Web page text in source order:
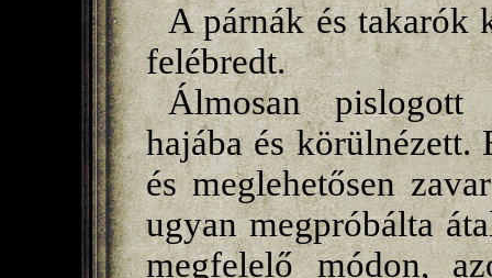
A párnák és takarók
felébredt.
Álmosan pislogott
hajába és körülnézett.
és meglehetősen
ugyan megpróbálta
megfelelő módon,